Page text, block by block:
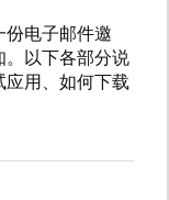
份电子邮件邀
。以下各部分说
应用、如何下载